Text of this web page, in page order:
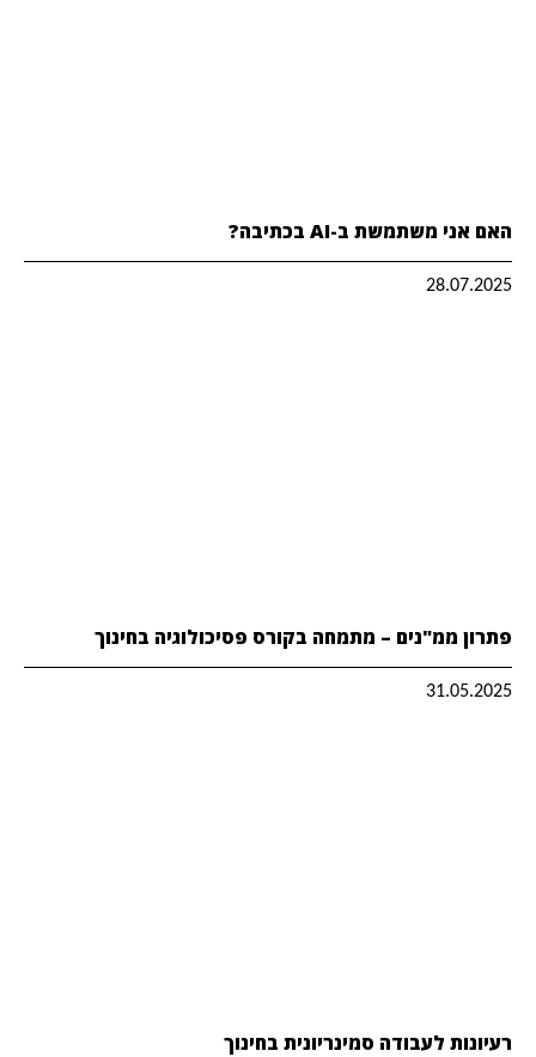
האם אני משתמשת ב-AI בכתיבה?
28.07.2025
פתרון ממ"נים – מתמחה בקורס פסיכולוגיה בחינוך
31.05.2025
רעיונות לעבודה סמינריונית בחינוך